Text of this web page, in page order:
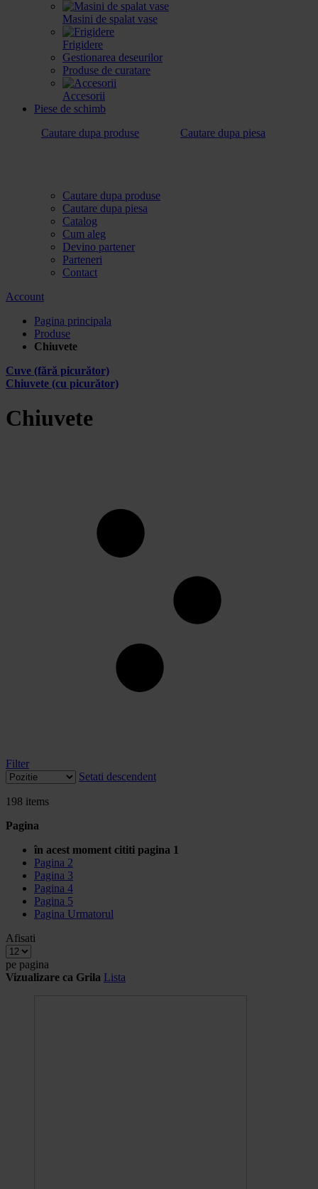
Masini de spalat vase
Frigidere
Gestionarea deseurilor
Produse de curatare
Accesorii
Piese de schimb
Cautare dupa produse
Cautare dupa piesa
Cautare dupa produse
Cautare dupa piesa
Catalog
Cum aleg
Devino partener
Parteneri
Contact
Account
Pagina principala
Produse
Chiuvete
Cuve (fără picurător)
Chiuvete (cu picurător)
Chiuvete
Filter
Setati descendent
198 items
Pagina
în acest moment cititi pagina 1
Pagina 2
Pagina 3
Pagina 4
Pagina 5
Pagina Urmatorul
Afisati
pe pagina
Vizualizare ca Grila Lista